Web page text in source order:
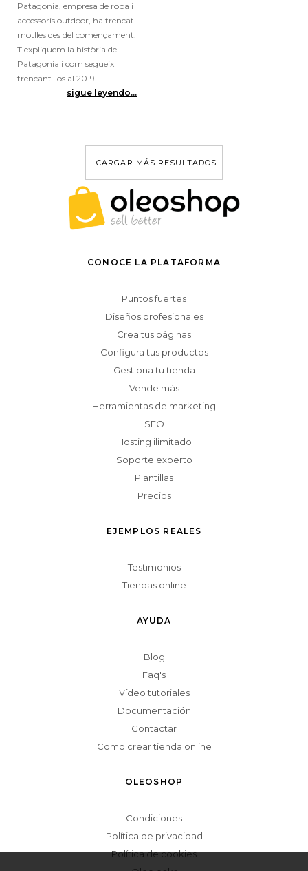
Patagonia, empresa de roba i
accessoris outdoor, ha trencat
motlles des del començament.
T'expliquem la història de
Patagonia i com segueix
trencant-los al 2019.
sigue leyendo...
CARGAR MÁS RESULTADOS
CONOCE LA PLATAFORMA
Puntos fuertes
Diseños profesionales
Crea tus páginas
Configura tus productos
Gestiona tu tienda
Vende más
Herramientas de marketing
SEO
Hosting ilimitado
Soporte experto
Plantillas
Precios
EJEMPLOS REALES
Testimonios
Tiendas online
AYUDA
Blog
Faq's
Vídeo tutoriales
Documentación
Contactar
Como crear tienda online
OLEOSHOP
Condiciones
Política de privacidad
Política de cookies